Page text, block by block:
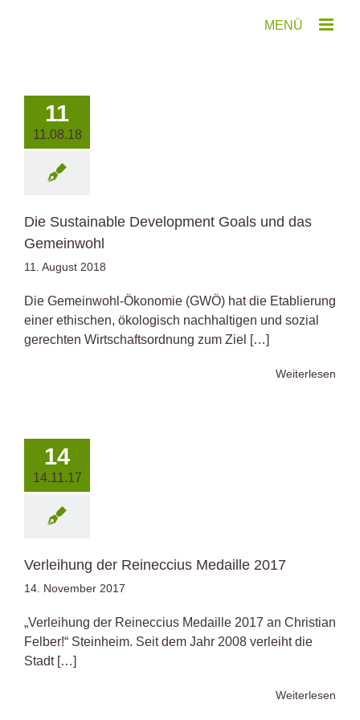
11
11.08.18
Die Sustainable Development Goals und das
Gemeinwohl
11. August 2018
Die Gemeinwohl-Ökonomie (GWÖ) hat die Etablierung
einer ethischen, ökologisch nachhaltigen und sozial
gerechten Wirtschaftsordnung zum Ziel […]
Weiterlesen
14
14.11.17
Verleihung der Reineccius Medaille 2017
14. November 2017
„Verleihung der Reineccius Medaille 2017 an Christian
Felber!“ Steinheim. Seit dem Jahr 2008 verleiht die
Stadt […]
Weiterlesen